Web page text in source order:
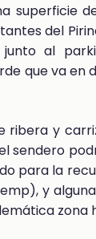
superficie
del
al
que va en
ribera y
sendero
para la
y
zona